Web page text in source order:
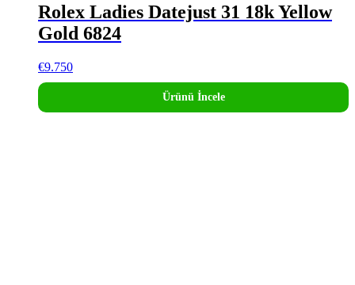
Rolex Ladies Datejust 31 18k Yellow
Gold 6824
€9.750
Ürünü İncele